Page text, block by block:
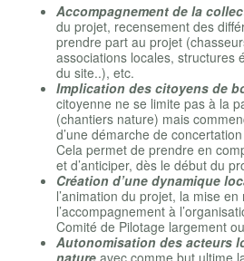
Accompagnement de la
du projet, recensement des
prendre part au projet
associations locales, structures
du site..), etc.
Implication des citoyens de
citoyenne ne se limite pas à la
(chantiers nature) mais
d’une démarche de
Cela permet de prendre en
et d’anticiper, dès le début du
Création d’une dynamique
l’animation du projet, la mise
l’accompagnement à
Comité de Pilotage largement
Autonomisation des acteurs
natureavec comme but ultime